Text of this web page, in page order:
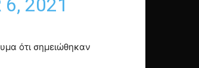
6, 2021
ότι σημειώθηκαν